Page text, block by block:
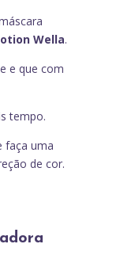
Wella.
e que com
tempo.
faça uma
de cor.